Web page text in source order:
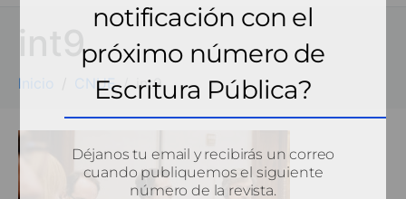
int9
Inicio CNUE int9
notificación con el
próximo número de
Escritura Pública?
Déjanos tu email y recibirás un correo
cuando publiquemos el siguiente
número de la revista.